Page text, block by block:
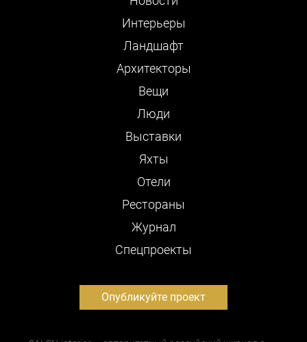
Интерьеры
Ландшафт
Архитекторы
Вещи
Люди
Выставки
Яхты
Отели
Рестораны
Журнал
Cпецпроекты
Опубликуйте проект